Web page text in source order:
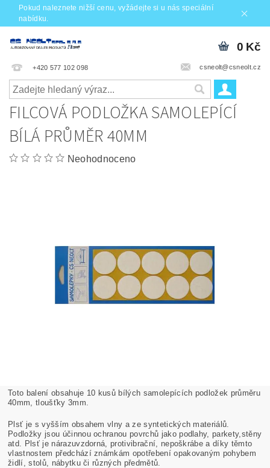
Pokud naleznete nižší cenu, vyžádejte si u nás speciální
nabídku.
+420 577 102 098 csneolt@csneolt.cz
0 Kč
FILCOVÁ PODLOŽKA SAMOLEPÍCÍ
BÍLÁ PRŮMĚR 40MM
Neohodnoceno
Toto balení obsahuje 10 kusů bílých samolepících podložek průměru
40mm, tloušťky 3mm.
Plsť je s vyšším obsahem vlny a ze syntetických materiálů.
Podložky jsou účinnou ochranou povrchů jako podlahy, parkety,stěny
atd. Plsť je nárazuvzdorná, protivibrační, nepoškrábe a díky těmto
vlastnostem předchází známkám opotřebení opakovaným pohybem
židlí, stolů, nábytku či různých předmětů.